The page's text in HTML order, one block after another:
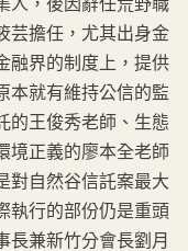
芸擔任，尤其出身金
融界的制度上，提供
本就有維持公信的監
的王俊秀老師、生態
境正義的廖本全老師
對自然谷信託案最大
執行的部份仍是重頭
長兼新竹分會長劉月